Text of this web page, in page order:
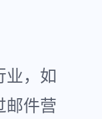
业，如
邮件营